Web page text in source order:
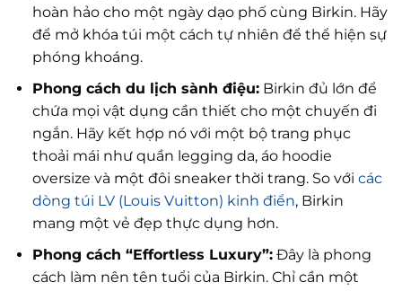
hoàn hảo cho một ngày dạo phố cùng Birkin. Hãy
để mở khóa túi một cách tự nhiên để thể hiện sự
phóng khoáng.
Phong cách du lịch sành điệu:Birkin đủ lớn để
chứa mọi vật dụng cần thiết cho một chuyến đi
ngắn. Hãy kết hợp nó với một bộ trang phục
thoải mái như quần legging da, áo hoodie
oversize và một đôi sneaker thời trang. So với các
dòng túi LV (Louis Vuitton) kinh điển, Birkin
mang một vẻ đẹp thực dụng hơn.
Phong cách “Effortless Luxury”:Đây là phong
cách làm nên tên tuổi của Birkin. Chỉ cần một